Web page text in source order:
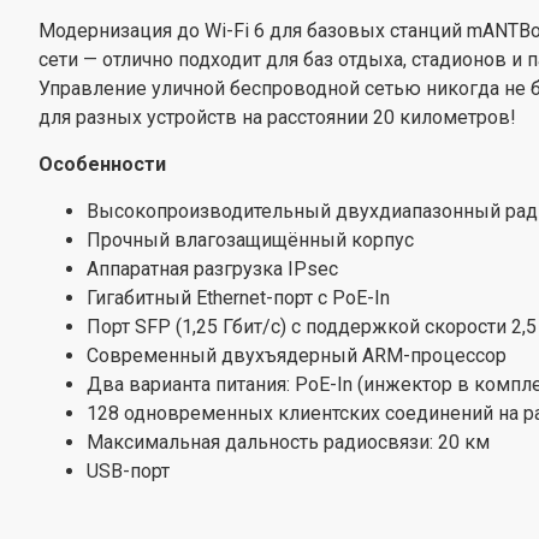
Модернизация до Wi-Fi 6 для базовых станций
сети — отлично подходит для баз отдыха, стадионов и
Управление уличной беспроводной сетью никогда
для разных устройств на расстоянии 20 километров!
Особенности
Высокопроизводительный двухдиапазонный
Прочный влагозащищённый корпус
Аппаратная разгрузка IPsec
Гигабитный Ethernet-порт с PoE-In
Порт SFP (1,25 Гбит/с) с поддержкой скорости
Современный двухъядерный ARM-процессор
Два варианта питания: PoE-In (инжектор в
128 одновременных клиентских соединений на
Максимальная дальность радиосвязи: 20 км
USB-порт